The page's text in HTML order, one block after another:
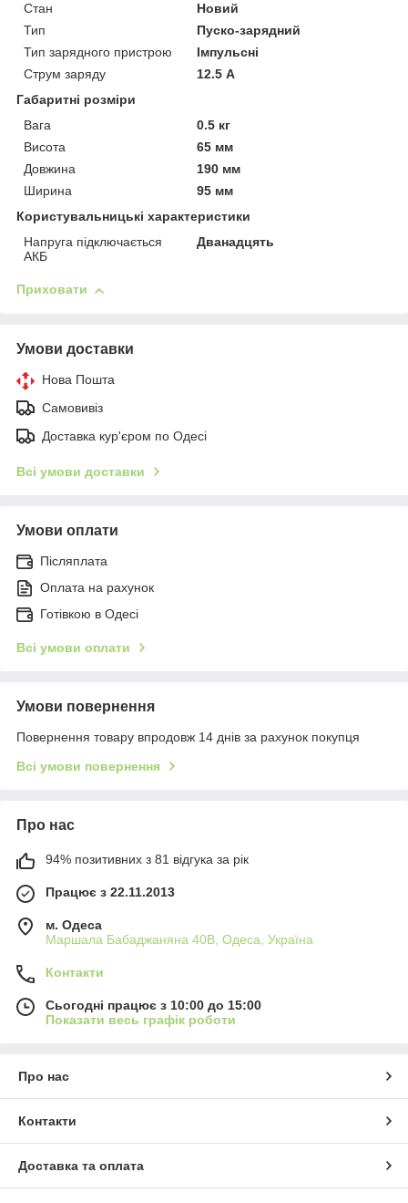
Стан
Новий
Тип
Пуско-зарядний
Тип зарядного пристрою
Імпульсні
Струм заряду
12.5 А
Габаритні розміри
Вага
0.5 кг
Висота
65 мм
Довжина
190 мм
Ширина
95 мм
Користувальницькі характеристики
Напруга підключається
АКБ
Дванадцять
Приховати
Умови доставки
Нова Пошта
Самовивіз
Доставка кур'єром по Одесі
Всі умови доставки
Умови оплати
Післяплата
Оплата на рахунок
Готівкою в Одесі
Всі умови оплати
Умови повернення
Повернення товару впродовж 14 днів за рахунок покупця
Всі умови повернення
Про нас
94% позитивних з 81 відгука за рік
Працює з 22.11.2013
м. Одеса
Маршала Бабаджаняна 40В, Одеса, Україна
Контакти
Сьогодні працює з 10:00 до 15:00
Показати весь графік роботи
Про нас
Контакти
Доставка та оплата